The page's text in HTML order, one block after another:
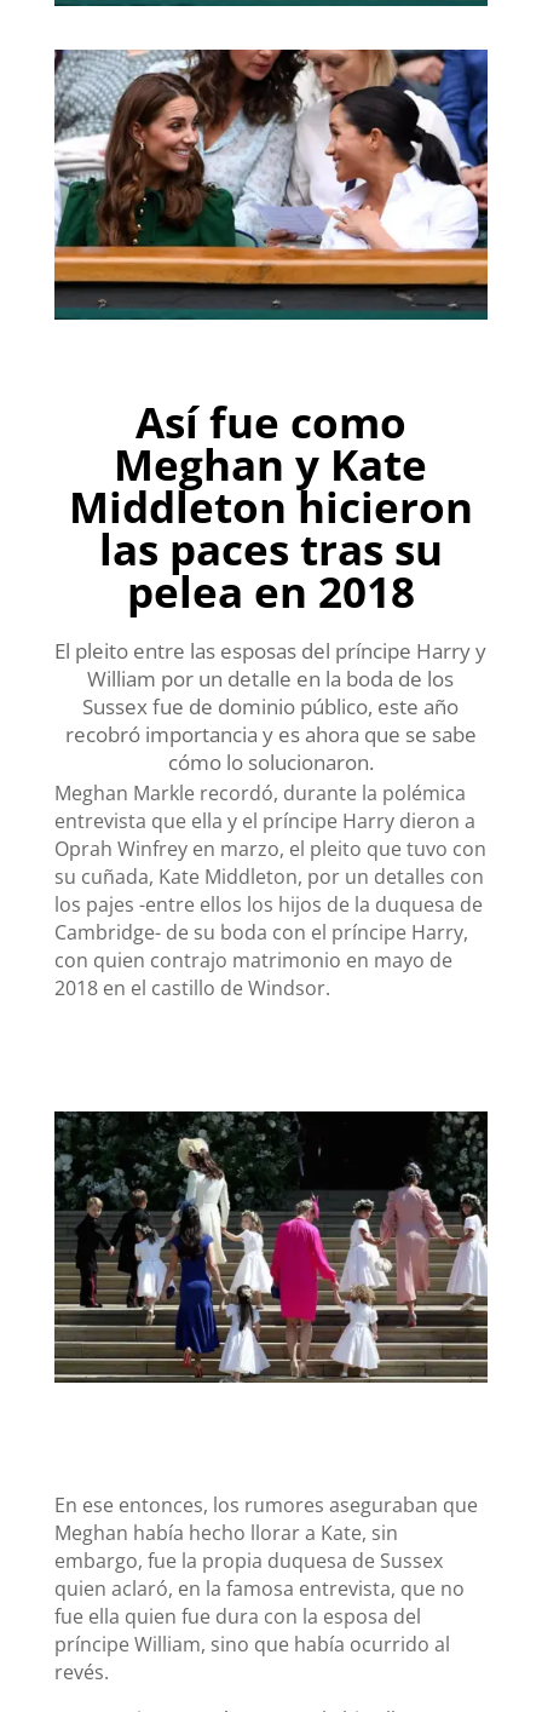
Así fue como
Meghan y Kate
Middleton hicieron
las paces tras su
pelea en 2018
El pleito entre las esposas del príncipe Harry y
William por un detalle en la boda de los
Sussex fue de dominio público, este año
recobró importancia y es ahora que se sabe
cómo lo solucionaron.
Meghan Markle recordó, durante la polémica
entrevista que ella y el príncipe Harry dieron a
Oprah Winfrey en marzo, el pleito que tuvo con
su cuñada, Kate Middleton, por un detalles con
los pajes -entre ellos los hijos de la duquesa de
Cambridge- de su boda con el príncipe Harry,
con quien contrajo matrimonio en mayo de
2018 en el castillo de Windsor.
En ese entonces, los rumores aseguraban que
Meghan había hecho llorar a Kate, sin
embargo, fue la propia duquesa de Sussex
quien aclaró, en la famosa entrevista, que no
fue ella quien fue dura con la esposa del
príncipe William, sino que había ocurrido al
revés.